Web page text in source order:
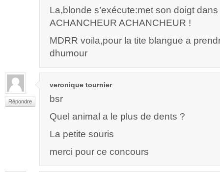
La,blonde s’exécute:met son doigt
ACHANCHEUR ACHANCHEUR !
MDRR voila,pour la tite blangue a
dhumour
Répondre
veronique tournier
bsr
Quel animal a le plus de dents ?
La petite souris
merci pour ce concours